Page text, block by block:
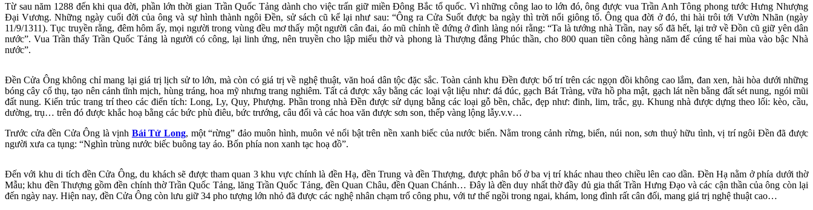
Từ sau năm 1288 đến khi qua đời, phần lớn thời gian Trần Quốc Tảng dành cho việc trấn giữ miền Đông Bắc tổ quốc. Vì những công lao to lớn đó, ông được vua Trần Anh Tông phong tước Hưng Nhượng
Đại Vương. Những ngày cuối đời của ông và sự hình thành ngôi Đền, sử sách cũ kể lại như sau: “Ông ra Cửa Suốt được ba ngày thì trời nổi giông tố. Ông qua đời ở đó, thi hài trôi tới Vườn Nhãn (ngày
11/9/1311). Tục truyền rằng, đêm hôm ấy, mọi người trong vùng đều mơ thấy một người cân đai, áo mũ chỉnh tề đứng ở đình làng nói rằng: “Ta là tướng nhà Trần, nay số đã hết, lại trở về Đồn cũ giữ yên dân
nước”. Vua Trần thấy Trần Quốc Tảng là người có công, lại linh ứng, nên truyền cho lập miếu thờ và phong là Thượng đẳng Phúc thần, cho 800 quan tiền công hàng năm để cúng tế hai mùa vào bậc Nhà
nước”.
Đền Cửa Ông không chỉ mang lại giá trị lịch sử to lớn, mà còn có giá trị về nghệ thuật, văn hoá dân tộc đặc sắc. Toàn cảnh khu Đền được bố trí trên các ngọn đồi không cao lắm, đan xen, hài hòa dưới những
bóng cây cổ thụ, tạo nên cảnh tĩnh mịch, hùng tráng, hoa mỹ nhưng trang nghiêm. Tất cả được xây bằng các loại vật liệu như: đá đúc, gạch Bát Tràng, vữa hồ pha mật, gạch lát nền bằng đất sét nung, ngói mũi
đất nung. Kiến trúc trang trí theo các điển tích: Long, Ly, Quy, Phượng. Phần trong nhà Đền được sử dụng bằng các loại gỗ bền, chắc, đẹp như: đinh, lim, trắc, gụ. Khung nhà được dựng theo lối: kèo, cầu,
dường, trụ… trên đó được khắc hoạ bằng các bức phù điêu, bức trướng, câu đối và các hoa văn được sơn son, thếp vàng lộng lẫy.v.v…
Trước cửa đền Cửa Ông là vịnh Bái Tử Long, một “rừng” đảo muôn hình, muôn vẻ nổi bật trên nền xanh biếc của nước biển. Nằm trong cảnh rừng, biển, núi non, sơn thuỷ hữu tình, vị trí ngôi Đền đã được
người xưa ca tụng: “Nghìn trùng nước biếc buông tay áo. Bốn phía non xanh tạc hoạ đồ”.
Đến với khu di tích đền Cửa Ông, du khách sẽ được tham quan 3 khu vực chính là đền Hạ, đền Trung và đền Thượng, được phân bố ở ba vị trí khác nhau theo chiều lên cao dần. Đền Hạ nằm ở phía dưới thờ
Mẫu; khu đền Thượng gồm đền chính thờ Trần Quốc Tảng, lăng Trần Quốc Tảng, đền Quan Châu, đền Quan Chánh… Đây là đền duy nhất thờ đầy đủ gia thất Trần Hưng Đạo và các cận thần của ông còn lại
đến ngày nay. Hiện nay, đền Cửa Ông còn lưu giữ 34 pho tượng lớn nhỏ đã được các nghệ nhân chạm trổ công phu, với tư thế ngồi trong ngai, khám, long đình rất cân đối, mang giá trị nghệ thuật cao…